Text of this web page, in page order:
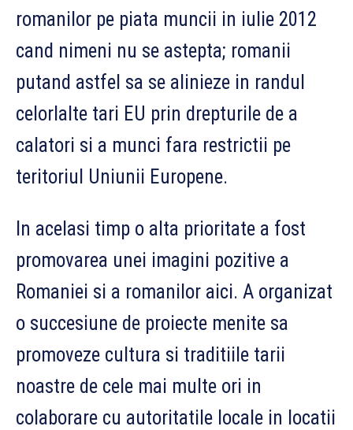
romanilor pe piata muncii in iulie 2012
cand nimeni nu se astepta; romanii
putand astfel sa se alinieze in randul
celorlalte tari EU prin drepturile de a
calatori si a munci fara restrictii pe
teritoriul Uniunii Europene.
In acelasi timp o alta prioritate a fost
promovarea unei imagini pozitive a
Romaniei si a romanilor aici. A organizat
o succesiune de proiecte menite sa
promoveze cultura si traditiile tarii
noastre de cele mai multe ori in
colaborare cu autoritatile locale in locatii